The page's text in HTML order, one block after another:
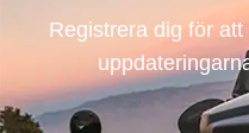
Registrera dig för